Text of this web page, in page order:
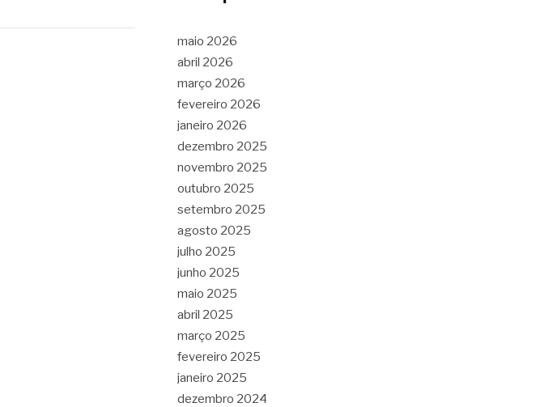
maio 2026
abril 2026
março 2026
fevereiro 2026
janeiro 2026
dezembro 2025
novembro 2025
outubro 2025
setembro 2025
agosto 2025
julho 2025
junho 2025
maio 2025
abril 2025
março 2025
fevereiro 2025
janeiro 2025
dezembro 2024